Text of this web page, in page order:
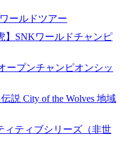
ールドツアー
】SNKワールドチャンピ
ープンチャンピオンシッ
説 City of the Wolves 地域
ィティブシリーズ（非世